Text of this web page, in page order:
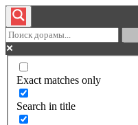
Exact matches only
Search in title